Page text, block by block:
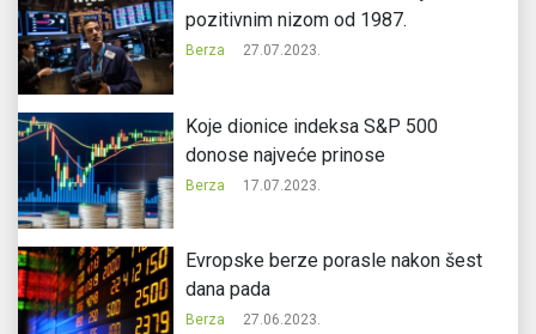
pozitivnim nizom od 1987.
Berza 27.07.2023.
Koje dionice indeksa S&P 500
donose najveće prinose
Berza 17.07.2023.
Evropske berze porasle nakon šest
dana pada
Berza 27.06.2023.